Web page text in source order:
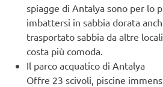
spiagge di Antalya sono per lo
imbattersi in sabbia dorata
trasportato sabbia da altre
costa più comoda.
Il parco acquatico di Antalya
Offre 23 scivoli, piscine